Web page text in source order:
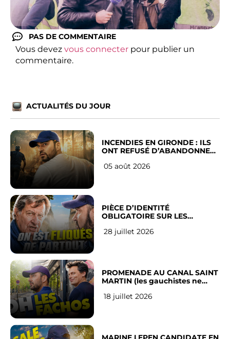
PAS DE COMMENTAIRE
Vous devez vous connecter pour publier un
commentaire.
ACTUALITÉS DU JOUR
INCENDIES EN GIRONDE : ILS
ONT REFUSÉ D’ABANDONNER
05 août 2026
PIÈCE D’IDENTITÉ
OBLIGATOIRE SUR LES
Français
28 juillet 2026
PROMENADE AU CANAL SAINT
MARTIN (les gauchistes ne
18 juillet 2026